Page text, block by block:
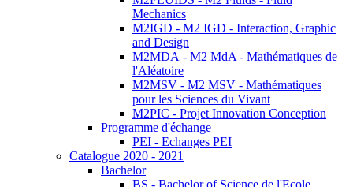
Mechanics
M2IGD - M2 IGD - Interaction, Graphic
and Design
M2MDA - M2 MdA - Mathématiques de
l'Aléatoire
M2MSV - M2 MSV - Mathématiques
pour les Sciences du Vivant
M2PIC - Projet Innovation Conception
Programme d'échange
PEI - Echanges PEI
Catalogue 2020 - 2021
Bachelor
BS - Bachelor of Science de l'Ecole